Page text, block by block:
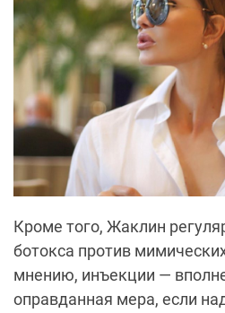
Кроме того, Жаклин
ботокса против
мнению, инъекции —
оправданная мера, если